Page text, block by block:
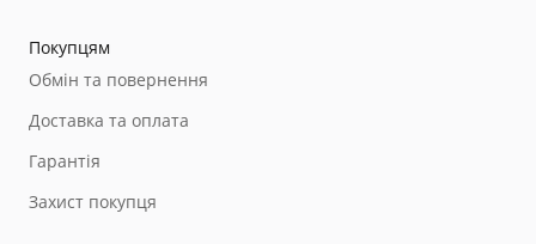
Покупцям
Обмін та повернення
Доставка та оплата
Гарантія
Захист покупця